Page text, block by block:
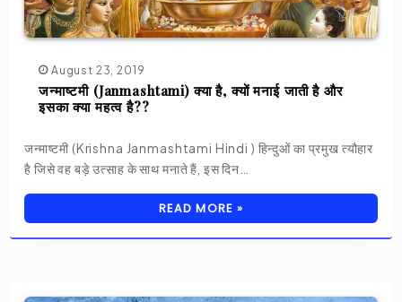
August 23, 2019
जन्माष्टमी (Janmashtami) क्या है, क्यों मनाई जाती है और
इसका क्या महत्व है??
जन्माष्टमी (Krishna Janmashtami Hindi ) हिन्दुओं का प्रमुख त्यौहार
है जिसे वह बड़े उत्साह के साथ मनाते हैं, इस दिन…
READ MORE »